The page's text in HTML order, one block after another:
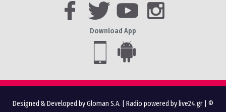
Download App
Designed & Developed by Gloman S.A. Radio powered by live24.gr | ©